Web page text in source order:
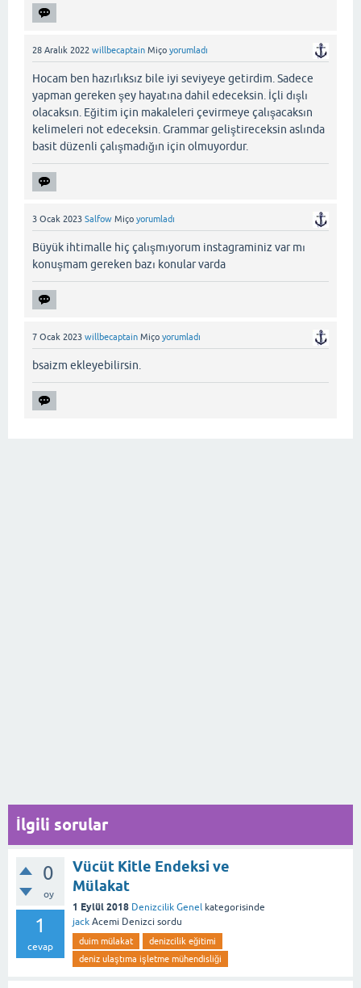
28 Aralık 2022 willbecaptain Miço yorumladı
Hocam ben hazırlıksız bile iyi seviyeye getirdim. Sadece
yapman gereken şey hayatına dahil edeceksin. İçli dışlı
olacaksın. Eğitim için makaleleri çevirmeye çalışacaksın
kelimeleri not edeceksin. Grammar geliştireceksin aslında
basit düzenli çalışmadığın için olmuyordur.
3 Ocak 2023 Salfow Miço yorumladı
Büyük ihtimalle hiç çalışmıyorum instagraminiz var mı
konuşmam gereken bazı konular varda
7 Ocak 2023 willbecaptain Miço yorumladı
bsaizm ekleyebilirsin.
İlgili sorular
0
oy
1
cevap
Vücüt Kitle Endeksi ve
Mülakat
1 Eylül 2018 Denizcilik Genel kategorisinde
jack Acemi Denizci sordu
duim mülakat
denizcilik eğitimi
deniz ulaştıma işletme mühendisliği